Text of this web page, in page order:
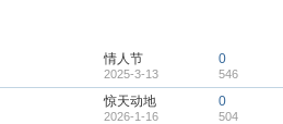
情人节
2025-3-13
0
546
惊天动地
2026-1-16
0
504